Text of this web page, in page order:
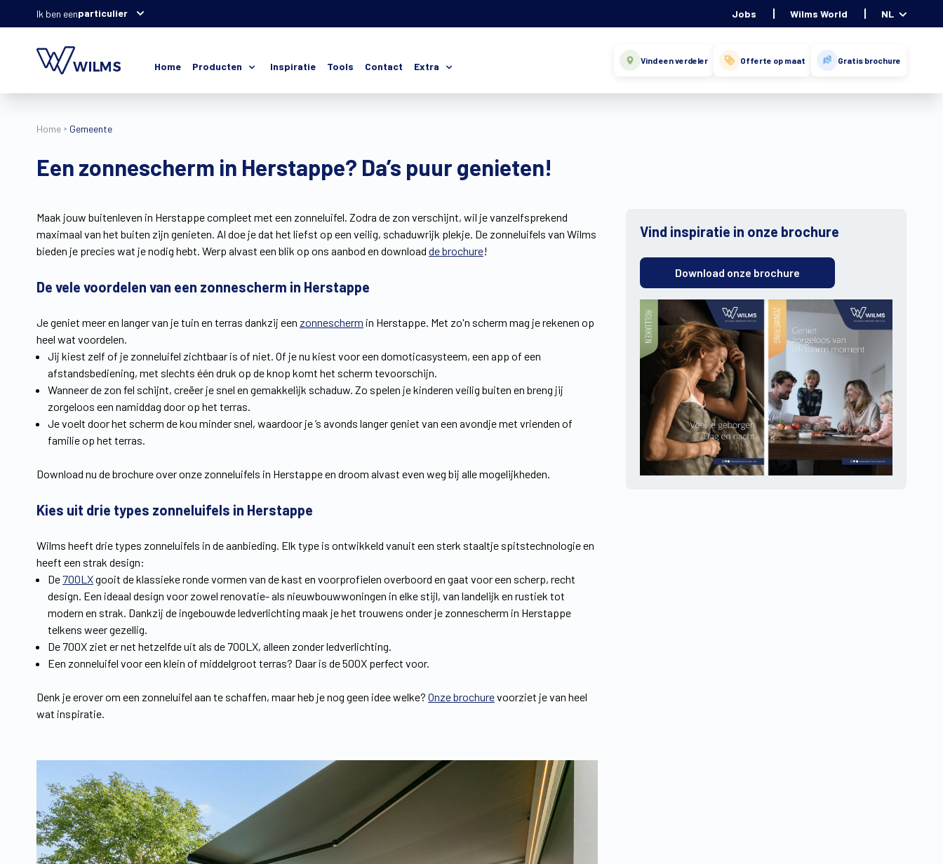
Ik ben eenparticulier Jobs Wilms World NL
Home Producten Inspiratie Tools Contact Extra Vind een verdeler Offerte op maat Gratis brochure
Home Gemeente
Een zonnescherm in Herstappe? Da’s puur genieten!
Maak jouw buitenleven in Herstappe compleet met een zonneluifel. Zodra de zon verschijnt, wil je vanzelfsprekend
maximaal van het buiten zijn genieten. Al doe je dat het liefst op een veilig, schaduwrijk plekje. De zonneluifels van Wilms
bieden je precies wat je nodig hebt. Werp alvast een blik op ons aanbod en download de brochure!
De vele voordelen van een zonnescherm in Herstappe
Je geniet meer en langer van je tuin en terras dankzij een zonnescherm in Herstappe. Met zo'n scherm mag je rekenen op
heel wat voordelen.
Jij kiest zelf of je zonneluifel zichtbaar is of niet. Of je nu kiest voor een domoticasysteem, een app of een
afstandsbediening, met slechts één druk op de knop komt het scherm tevoorschijn.
Wanneer de zon fel schijnt, creëer je snel en gemakkelijk schaduw. Zo spelen je kinderen veilig buiten en breng jij
zorgeloos een namiddag door op het terras.
Je voelt door het scherm de kou minder snel, waardoor je ’s avonds langer geniet van een avondje met vrienden of
familie op het terras.
Download nu de brochure over onze zonneluifels in Herstappe en droom alvast even weg bij alle mogelijkheden.
Kies uit drie types zonneluifels in Herstappe
Wilms heeft drie types zonneluifels in de aanbieding. Elk type is ontwikkeld vanuit een sterk staaltje spitstechnologie en
heeft een strak design:
De 700LXgooit de klassieke ronde vormen van de kast en voorprofielen overboord en gaat voor een scherp, recht
design. Een ideaal design voor zowel renovatie- als nieuwbouwwoningen in elke stijl, van landelijk en rustiek tot
modern en strak. Dankzij de ingebouwde ledverlichting maak je het trouwens onder je zonnescherm in Herstappe
telkens weer gezellig.
De 700X ziet er net hetzelfde uit als de 700LX, alleen zonder ledverlichting.
Een zonneluifel voor een klein of middelgroot terras? Daar is de 500X perfect voor.
Denk je erover om een zonneluifel aan te schaffen, maar heb je nog geen idee welke? Onze brochurevoorziet je van heel
wat inspiratie.
Vind inspiratie in onze brochure
Download onze brochure